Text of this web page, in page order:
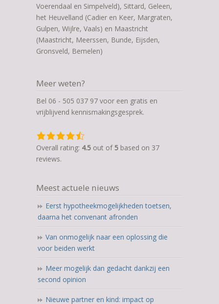
Voerendaal en Simpelveld), Sittard, Geleen,
het Heuvelland (Cadier en Keer, Margraten,
Gulpen, Wijlre, Vaals) en Maastricht
(Maastricht, Meerssen, Bunde, Eijsden,
Gronsveld, Bemelen)
Meer weten?
Bel 06 - 505 037 97 voor een gratis en
vrijblijvend kennismakingsgesprek.
4,5
rating
based
ratings
Overall rating: 4.5 out of 5 based on 37
reviews.
Meest actuele nieuws
Eerst hypotheekmogelijkheden toetsen,
daarna het convenant afronden
Van onmogelijk naar een oplossing die
voor beiden werkt
Meer mogelijk dan gedacht dankzij een
second opinion
Nieuwe partner en kind: impact op